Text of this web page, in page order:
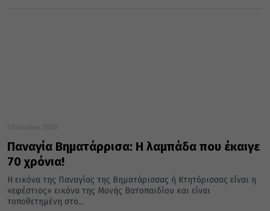
03 Ιουλίου 2020
Παναγία Βηματάρρισα: Η λαμπάδα που έκαιγε
70 χρόνια!
Η εικόνα της Παναγίας της Βηματάρισσας ή Κτητόρισσας είναι η
«εφέστιος» εικόνα της Μονής Βατοπαιδίου και είναι
τοποθετημένη στο...